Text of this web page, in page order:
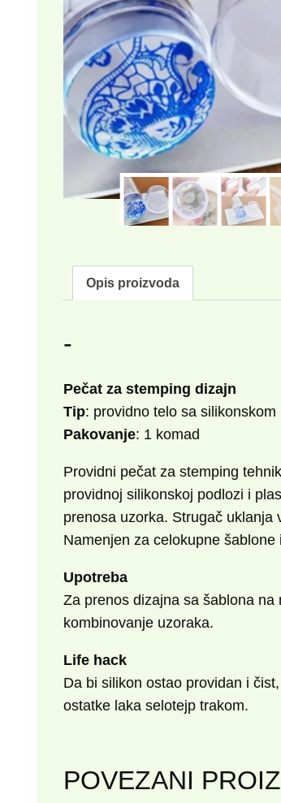
Opis proizvoda
-
Pečat za stemping dizajn
Tip: providno telo sa silikonskom
Pakovanje: 1 komad
Providni pečat za stemping
providnoj silikonskoj podlozi i
prenosa uzorka. Strugač uklanja
Namenjen za celokupne
Upotreba
Za prenos dizajna sa šablona
kombinovanje uzoraka.
Life hack
Da bi silikon ostao providan i
ostatke laka selotejp trakom.
POVEZANI